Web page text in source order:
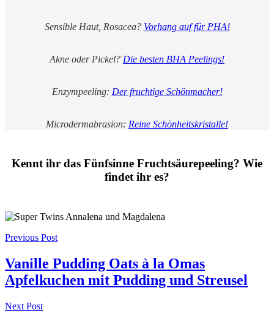
Sensible Haut, Rosacea? Vorhang auf für PHA!
Akne oder Pickel? Die besten BHA Peelings!
Enzympeeling: Der fruchtige Schönmacher!
Microdermabrasion: Reine Schönheitskristalle!
Kennt ihr das Fünfsinne Fruchtsäurepeeling? Wie
findet ihr es?
Post
navigation
Previous Post
Vanille Pudding Oats à la Omas
Apfelkuchen mit Pudding und Streusel
Next Post